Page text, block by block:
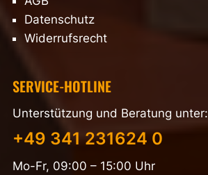
Datenschutz
Widerrufsrecht
SERVICE-HOTLINE
Unterstützung und Beratung unter:
+49 341 231624 0
Mo-Fr, 09:00 – 15:00 Uhr